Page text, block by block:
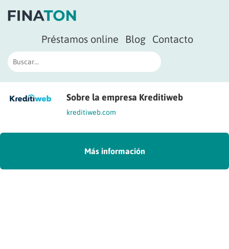
Préstamos online Blog Contacto
Sobre la empresa Kreditiweb
kreditiweb.com
Más información